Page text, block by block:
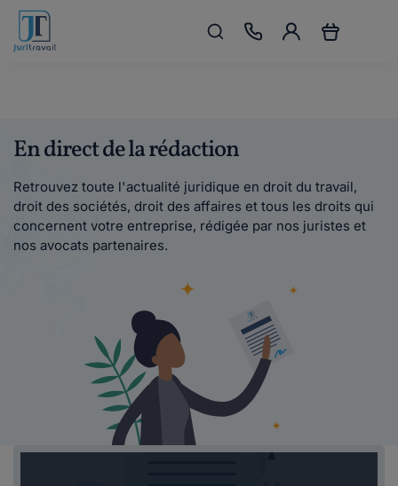
En direct de la rédaction
Retrouvez toute l'actualité juridique en droit du travail,
droit des sociétés, droit des affaires et tous les droits qui
concernent votre entreprise, rédigée par nos juristes et
nos avocats partenaires.